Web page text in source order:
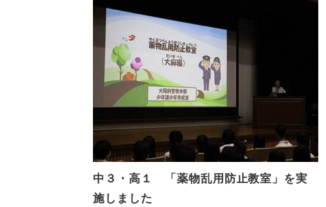
中３・高１ 「薬物乱用防止教室」を実
施しました